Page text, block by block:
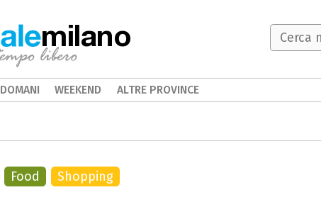
Food Shopping
milano
DOMANI WEEKEND ALTRE PROVINCE